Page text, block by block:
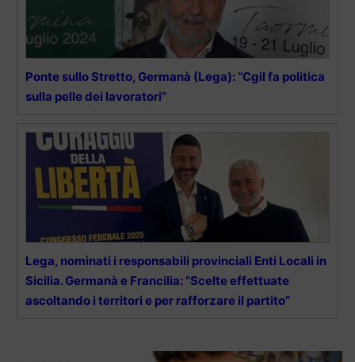
Ponte sullo Stretto, Germanà (Lega): “Cgil fa politica
sulla pelle dei lavoratori”
Lega, nominati i responsabili provinciali Enti Locali in
Sicilia. Germanà e Francilia: “Scelte effettuate
ascoltando i territori e per rafforzare il partito”